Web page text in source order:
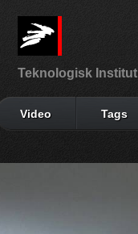
Teknologisk Institut
Video Tags